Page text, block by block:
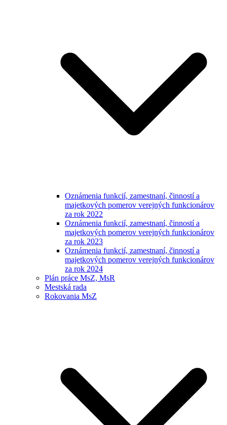
Oznámenia funkcií, zamestnaní, činností a
majetkových pomerov verejných funkcionárov
za rok 2022
Oznámenia funkcií, zamestnaní, činností a
majetkových pomerov verejných funkcionárov
za rok 2023
Oznámenia funkcií, zamestnaní, činností a
majetkových pomerov verejných funkcionárov
za rok 2024
Plán práce MsZ, MsR
Mestská rada
Rokovania MsZ